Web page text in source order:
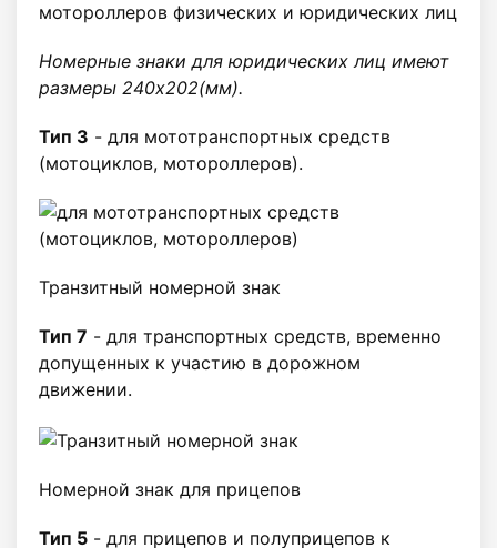
мотороллеров физических и юридических лиц
Номерные знаки для юридических лиц имеют
размеры 240х202(мм).
Тип 3 - для мототранспортных средств
(мотоциклов, мотороллеров).
Транзитный номерной знак
Тип 7 - для транспортных средств, временно
допущенных к участию в дорожном
движении.
Номерной знак для прицепов
Тип 5 - для прицепов и полуприцепов к